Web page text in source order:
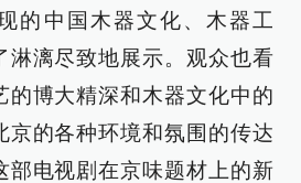
的中国木器文化、木器工
淋漓尽致地展示。观众也看
的博大精深和木器文化中的
京的各种环境和氛围的传达
部电视剧在京味题材上的新